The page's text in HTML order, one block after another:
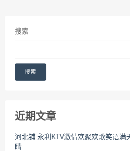
搜索
搜索
近期文章
河北铺 永利KTV激情欢聚欢歌笑语满
睛